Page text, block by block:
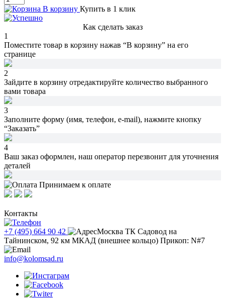
В корзину Купить в 1 клик
Как сделать заказ
1
Поместите товар в корзину нажав “В корзину” на его
странице
2
Зайдите в корзину отредактируйте количество выбранного
вами товара
3
Заполните форму (имя, телефон, e-mail), нажмите кнопку
“Заказать”
4
Ваш заказ оформлен, наш оператор перезвонит для уточнения
деталей
Принимаем к оплате
Контакты
+7 (495) 664 90 42
Москва ТК Садовод на
Тайнинском, 92 км МКАД (внешнее кольцо) Прикоп: N#7
info@kolomsad.ru